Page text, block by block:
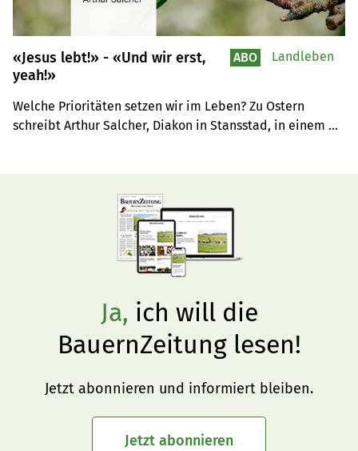
«Jesus lebt!» - «Und wir erst,
yeah!»
Welche Prioritäten setzen wir im Leben? Zu Ostern
schreibt Arthur Salcher, Diakon in Stansstad, in einem
ABO Landleben
Ja, ich will die
BauernZeitung lesen!
Jetzt abonnieren und informiert bleiben.
Jetzt abonnieren